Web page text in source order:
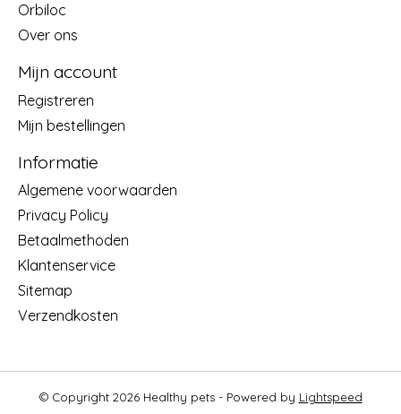
Orbiloc
Over ons
Mijn account
Registreren
Mijn bestellingen
Informatie
Algemene voorwaarden
Privacy Policy
Betaalmethoden
Klantenservice
Sitemap
Verzendkosten
© Copyright 2026 Healthy pets - Powered by Lightspeed